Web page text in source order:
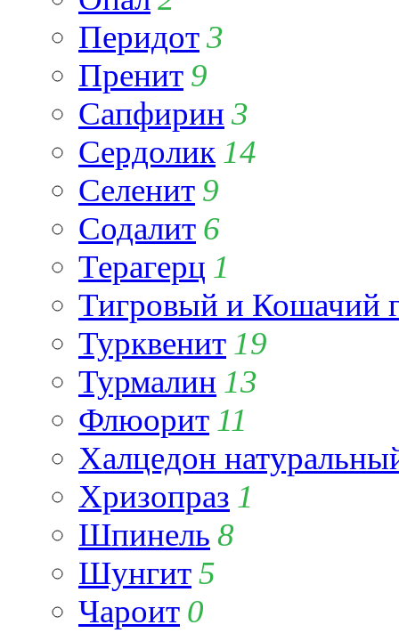
Перидот3
Пренит 9
Сапфирин 3
Сердолик 14
Селенит 9
Содалит 6
Терагерц 1
Тигровый и Кошачий
Турквенит 19
Турмалин 13
Флюорит 11
Халцедон
Хризопраз 1
Шпинель 8
Шунгит5
Чароит 0